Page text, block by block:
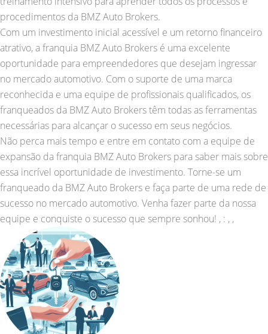
procedimentos da BMZ Auto Brokers.
Com um investimento inicial acessível e um retorno financeiro
atrativo, a franquia BMZ Auto Brokers é uma excelente
oportunidade para empreendedores que desejam ingressar
no mercado automotivo. Com o suporte de uma marca
reconhecida e uma equipe de profissionais qualificados, os
franqueados da BMZ Auto Brokers têm todas as ferramentas
necessárias para alcançar o sucesso em seus negócios.
Não perca mais tempo e entre em contato com a equipe de
expansão da franquia BMZ Auto Brokers para saber mais sobre
essa incrível oportunidade de investimento. Torne-se um
franqueado da BMZ Auto Brokers e faça parte de uma rede de
sucesso no mercado automotivo. Venha fazer parte da nossa
equipe e conquiste o sucesso que sempre sonhou! , : , ,